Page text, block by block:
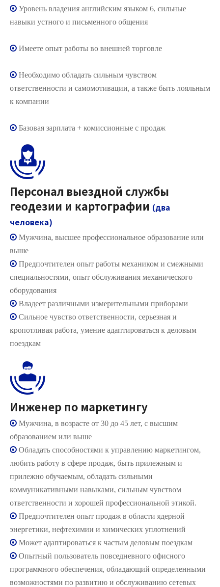
 Уровень владения английским языком 6, сильные
навыки устного и письменного общения
 Имеете опыт работы во внешней торговле
 Необходимо обладать сильным чувством
ответственности и самомотивации, а также быть лояльным
к компании
 Базовая зарплата + комиссионные с продаж
Персонал выездной службы
геодезии и картографии (два
человека)
 Мужчина, высшее профессиональное образование или
выше
 Предпочтителен опыт работы механиком и смежными
специальностями, опыт обслуживания механического
оборудования
 Владеет различными измерительными приборами
 Сильное чувство ответственности, серьезная и
кропотливая работа, умение адаптироваться к деловым
поездкам
Инженер по маркетингу
 Мужчина, в возрасте от 30 до 45 лет, с высшим
образованием или выше
 Обладать способностями к управлению маркетингом,
любить работу в сфере продаж, быть прилежным и
прилежно обучаемым, обладать сильными
коммуникативными навыками, сильным чувством
ответственности и хорошей профессиональной этикой.
 Предпочтителен опыт продаж в области ядерной
энергетики, нефтехимии и химических уплотнений
 Может адаптироваться к частым деловым поездкам
 Опытный пользователь повседневного офисного
программного обеспечения, обладающий определенными
возможностями по развитию и обслуживанию сетевых